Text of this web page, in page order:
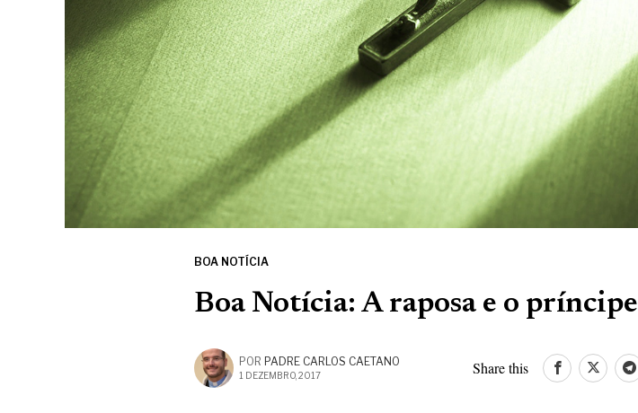
BOA NOTÍCIA
Boa Notícia: A raposa e o príncipe
POR PADRE CARLOS CAETANO
1 DEZEMBRO, 2017 Share this